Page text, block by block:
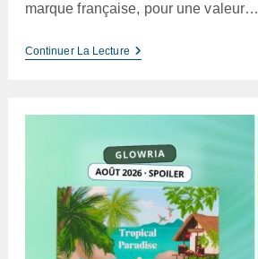
marque française, pour une valeur…
Continuer La LectureBlissim
2026